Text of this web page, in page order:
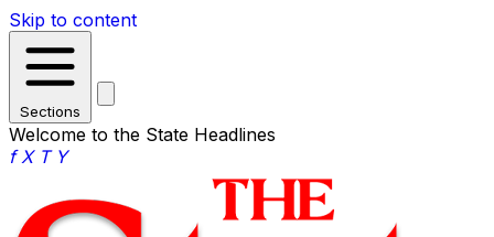
Skip to content
Sections
Welcome to the State Headlines
f X T Y